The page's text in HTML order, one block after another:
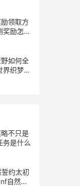
领取方
奖励怎么
如何全
界织梦原
不只是
务是什么
约太初
自然套